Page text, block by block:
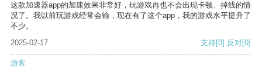
这款加速器app的加速效果非常好，玩游戏再也不会出现卡顿、掉线的情
况了。我以前玩游戏经常会输，现在有了这个app，我的游戏水平提升了
不少。
2025-02-17
支持[0] 反对[0]
游客